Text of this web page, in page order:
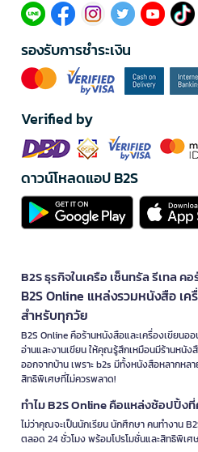
รองรับการชำระเงิน
Verified by
ดาวน์โหลดแอป B2S
B2S ธุรกิจในเครือ เซ็นทรัล รีเทล ค
B2S Online แหล่งรวมหนังสือ เค
สำหรับทุกวัย
B2S Online คือร้านหนังสือและเครื่องเขียนอ
อ่านและงานเขียน ให้คุณรู้สึกเหมือนมีร้านหนั
ออกจากบ้าน เพราะ b2s มีทั้งหนังสือหลากห
สิทธิพิเศษที่ไม่ควรพลาด!
ทำไม B2S Online คือแหล่งช้อปปิ้ง
ไม่ว่าคุณจะเป็นนักเรียน นักศึกษา คนทำงาน
ตลอด 24 ชั่วโมง พร้อมโปรโมชั่นและสิทธิพิเศ